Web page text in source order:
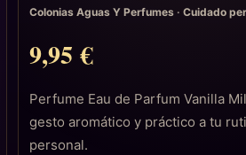
Colonias Aguas Y Perfumes · Cuidado
9,95€
Perfume Eau de Parfum Vanilla
gesto aromático y práctico a tu
personal.